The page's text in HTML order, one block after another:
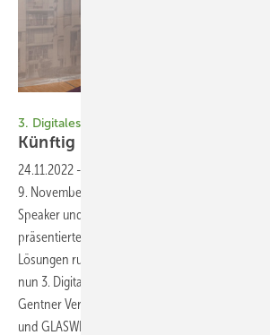
3. Digitales Fachforum Gebäudehülle im
K ünftig kein „Ja, aber …!“
24.11.2022 -
9. November war es mal wieder so weit:
Speaker und gleichermaßen kompetente
präsentierten und diskutierten Themen,
Lösungen rund ums Thema Gebäudeeffizienz
nun 3. Digitalen Fachforum Gebäudehülle,
Gentner Verlag ansässigen Fachzeitschriften
und ­GLASWELT. Knapp 940 Teilnehmerinnen